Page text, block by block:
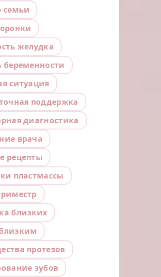
семьи
желудка
беременности
ситуация
поддержка
диагностика
врача
рецепты
пластмассы
близких
протезов
зубов